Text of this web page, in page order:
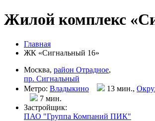
Жилой комплекс
Главная
ЖК «Сигнальный 16»
Москва, район Отрадное,
пр. Сигнальный
Метро: Владыкино 13 мин.,
7 мин.
Застройщик:
ПАО "Группа Компаний ПИК"